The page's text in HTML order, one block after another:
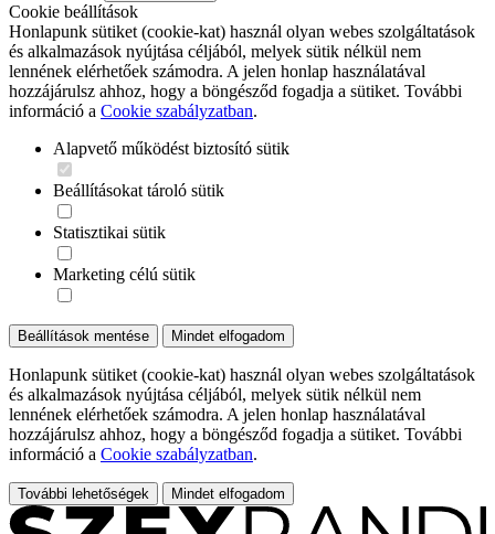
Cookie beállítások
Honlapunk sütiket (cookie-kat) használ olyan webes szolgáltatások
és alkalmazások nyújtása céljából, melyek sütik nélkül nem
lennének elérhetőek számodra. A jelen honlap használatával
hozzájárulsz ahhoz, hogy a böngésződ fogadja a sütiket. További
információ a Cookie szabályzatban.
Alapvető működést biztosító sütik
Beállításokat tároló sütik
Statisztikai sütik
Marketing célú sütik
Beállítások mentése Mindet elfogadom
Honlapunk sütiket (cookie-kat) használ olyan webes szolgáltatások
és alkalmazások nyújtása céljából, melyek sütik nélkül nem
lennének elérhetőek számodra. A jelen honlap használatával
hozzájárulsz ahhoz, hogy a böngésződ fogadja a sütiket. További
információ a Cookie szabályzatban.
További lehetőségek Mindet elfogadom